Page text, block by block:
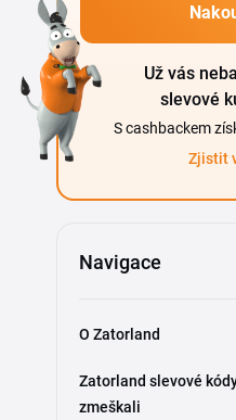
Už vás
slevové
S cashbackem
Zjistit
Navigace
O Zatorland
Zatorland slevové
zmeškali